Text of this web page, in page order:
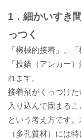
1． 細かいすき
っつく
「機械的接着」、
「投錨（アンカー
れます。
接着剤がくっつけ
入り込んで固まる
という考え方です
（多孔質材）には